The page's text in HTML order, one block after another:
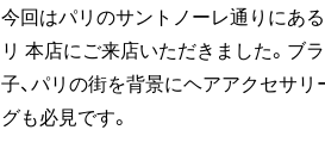
今回はパリのサントノーレ通りにあ
リ 本店にご来店いただきました。ブ
子、パリの街を背景にヘアアクセサ
グも必見です。